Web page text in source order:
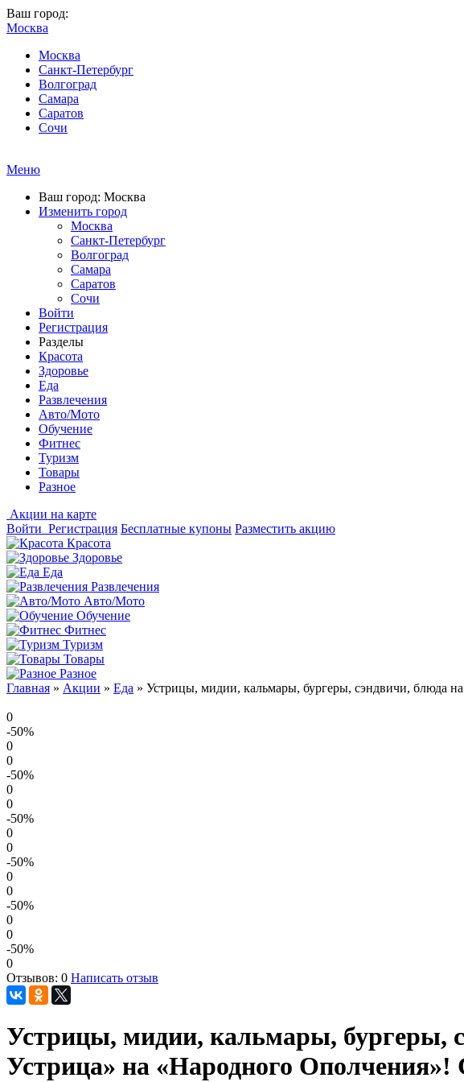
Ваш город:
Москва
Москва
Санкт-Петербург
Волгоград
Самара
Саратов
Сочи
Меню
Ваш город: Москва
Изменить город
Москва
Санкт-Петербург
Волгоград
Самара
Саратов
Сочи
Войти
Регистрация
Разделы
Красота
Здоровье
Еда
Развлечения
Авто/Мото
Обучение
Фитнес
Туризм
Товары
Разное
Акции на карте
Войти Регистрация Бесплатные купоны Разместить акцию
Красота
Здоровье
Еда
Развлечения
Авто/Мото
Обучение
Фитнес
Туризм
Товары
Разное
Главная » Акции » Еда » Устрицы, мидии, кальмары, бургеры, сэндвичи, блюда
0
-50%
0
0
-50%
0
0
-50%
0
0
-50%
0
0
-50%
0
0
-50%
0
Отзывов: 0 Написать отзыв
Устрицы, мидии, кальмары, бургеры,
Устрица» на «Народного Ополчения»!